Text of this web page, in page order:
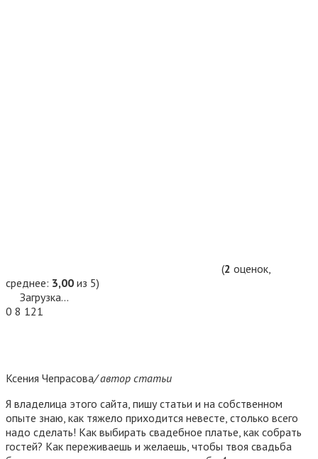
(2 оценок,
среднее: 3,00 из 5)
Загрузка...
0 8 121
Ксения Чепрасова/ автор статьи
Я владелица этого сайта, пишу статьи и на собственном
опыте знаю, как тяжело приходится невесте, столько всего
надо сделать! Как выбирать свадебное платье, как собрать
гостей? Как переживаешь и желаешь, чтобы твоя свадьба